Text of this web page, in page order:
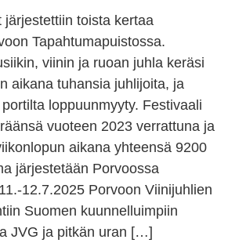
järjestettiin toista kertaa
Tapahtumapuistossa.
viinin ja ruoan juhla keräsi
aikana tuhansia juhlijoita, ja
loppuunmyyty. Festivaali
vuoteen 2023 verrattuna ja
aikana yhteensä 9200
järjestetään Porvoossa
12.7.2025 Porvoon Viinijuhlien
Suomen kuunnelluimpiin
JVG ja pitkän uran […]